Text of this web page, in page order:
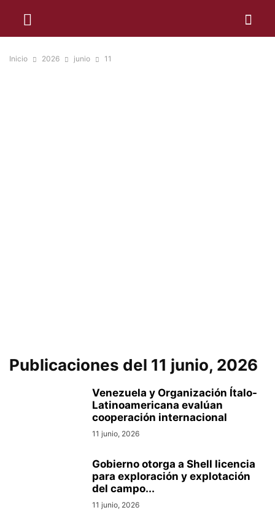
Inicio 2026 junio 11
Publicaciones del 11 junio, 2026
Venezuela y Organización Ítalo-
Latinoamericana evalúan
cooperación internacional
11 junio, 2026
Gobierno otorga a Shell licencia
para exploración y explotación
del campo...
11 junio, 2026